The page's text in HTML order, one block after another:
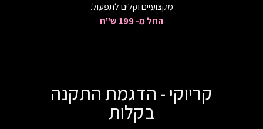
מקצועיים וקלים לתפעול.
החל מ- 199 ש"ח
קריוקי - הדגמת התקנה
בקלות